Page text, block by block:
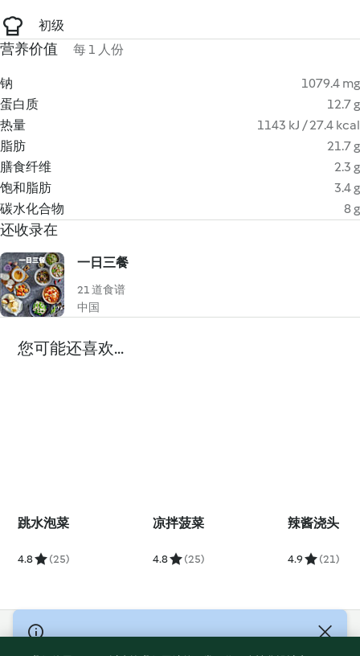
初级
营养价值 每 1 人份
钠
1079.4 mg
蛋白质
12.7 g
热量
1143 kJ / 27.4 kcal
脂肪
21.7 g
膳食纤维
2.3 g
饱和脂肪
3.4 g
碳水化合物
8 g
还收录在
一日三餐
21 道食谱
中国
您可能还喜欢...
跳水泡菜
4.8 (25)
凉拌菠菜
4.8 (25)
辣酱浇头
4.9 (21)
© Copyright 2021-2023 福维克信息科技(上海)有限公司 版权所有